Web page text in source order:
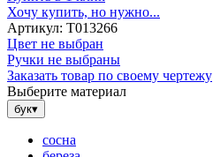
Хочу купить, но нужно...
Артикул: Т013266
Цвет не выбран
Ручки не выбраны
Заказать товар по своему чертежу
Выберите материал
бук▾
сосна